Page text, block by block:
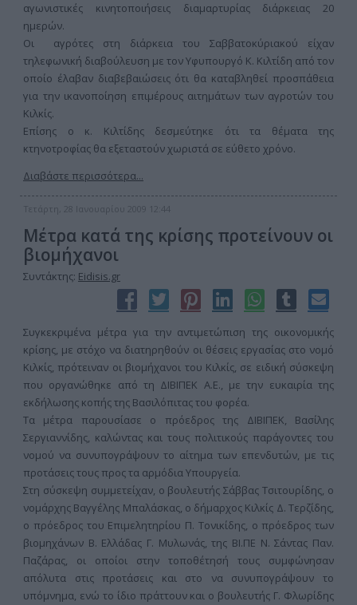
αγωνιστικές κινητοποιήσεις διαμαρτυρίας διάρκειας 20
ημερών.
Οι αγρότες στη διάρκεια του Σαββατοκύριακού είχαν
τηλεφωνική διαβούλευση με τον Υφυπουργό Κ. Κιλτίδη από τον
οποίο έλαβαν διαβεβαιώσεις ότι θα καταβληθεί προσπάθεια
για την ικανοποίηση επιμέρους αιτημάτων των αγροτών του
Κιλκίς.
Επίσης ο κ. Κιλτίδης δεσμεύτηκε ότι τα θέματα της
κτηνοτροφίας θα εξεταστούν χωριστά σε εύθετο χρόνο.
Διαβάστε περισσότερα...
Τετάρτη, 28 Ιανουαρίου 2009 12:44
Μέτρα κατά της κρίσης προτείνουν οι
βιομήχανοι
Συντάκτης: Eidisis.gr
Συγκεκριμένα μέτρα για την αντιμετώπιση της οικονομικής
κρίσης, με στόχο να διατηρηθούν οι θέσεις εργασίας στο νομό
Κιλκίς, πρότειναν οι βιομήχανοι του Κιλκίς, σε ειδική σύσκεψη
που οργανώθηκε από τη ΔΙΒΙΠΕΚ Α.Ε., με την ευκαιρία της
εκδήλωσης κοπής της Βασιλόπιτας του φορέα.
Τα μέτρα παρουσίασε ο πρόεδρος της ΔΙΒΙΠΕΚ, Βασίλης
Σεργιαννίδης, καλώντας και τους πολιτικούς παράγοντες του
νομού να συνυπογράψουν το αίτημα των επενδυτών, με τις
προτάσεις τους προς τα αρμόδια Υπουργεία.
Στη σύσκεψη συμμετείχαν, ο βουλευτής Σάββας Τσιτουρίδης, ο
νομάρχης Βαγγέλης Μπαλάσκας, ο δήμαρχος Κιλκίς Δ. Τερζίδης,
ο πρόεδρος του Επιμελητηρίου Π. Τονικίδης, ο πρόεδρος των
βιομηχάνων Β. Ελλάδας Γ. Μυλωνάς, της ΒΙ.ΠΕ Ν. Σάντας Παν.
Παζάρας, οι οποίοι στην τοποθέτησή τους συμφώνησαν
απόλυτα στις προτάσεις και στο να συνυπογράψουν το
υπόμνημα, ενώ το ίδιο πράττουν και ο βουλευτής Γ. Φλωρίδης